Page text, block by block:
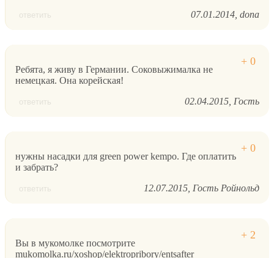
ответить 07.01.2014 dona
Ребята, я живу в Германии. Соковыжималка не
немецкая. Она корейская!
ответить 02.04.2015 Гость
нужны насадки для green power kempo. Где оплатить
и забрать?
ответить 12.07.2015 Гость Ройнольд
Вы в мукомолке посмотрите
mukomolka.ru/xoshop/elektropribory/entsafter